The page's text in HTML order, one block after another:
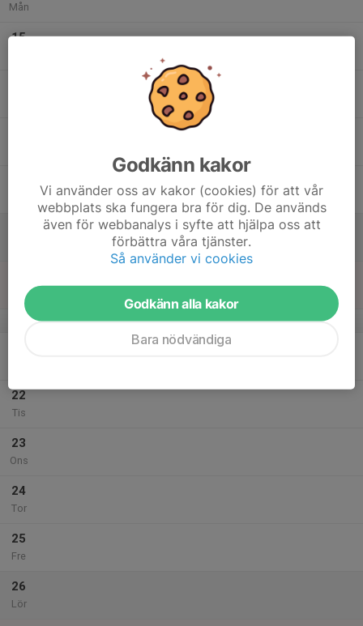
Mån
15
Sön
v.43
22
Tis
23
Ons
24
Tor
25
Fre
26
Lör
Godkänn kakor
Vi använder oss av kakor (cookies) för att vår
webbplats ska fungera bra för dig. De används
även för webbanalys i syfte att hjälpa oss att
förbättra våra tjänster.
Så använder vi cookies
Godkänn alla kakor
Bara nödvändiga